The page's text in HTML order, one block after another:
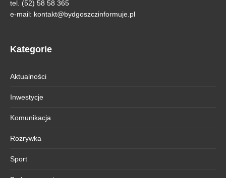
tel. (52) 58 58 365
e-mail: kontakt@bydgoszczinformuje.pl
Kategorie
Aktualności
Inwestycje
Komunikacja
Rozrywka
Sport